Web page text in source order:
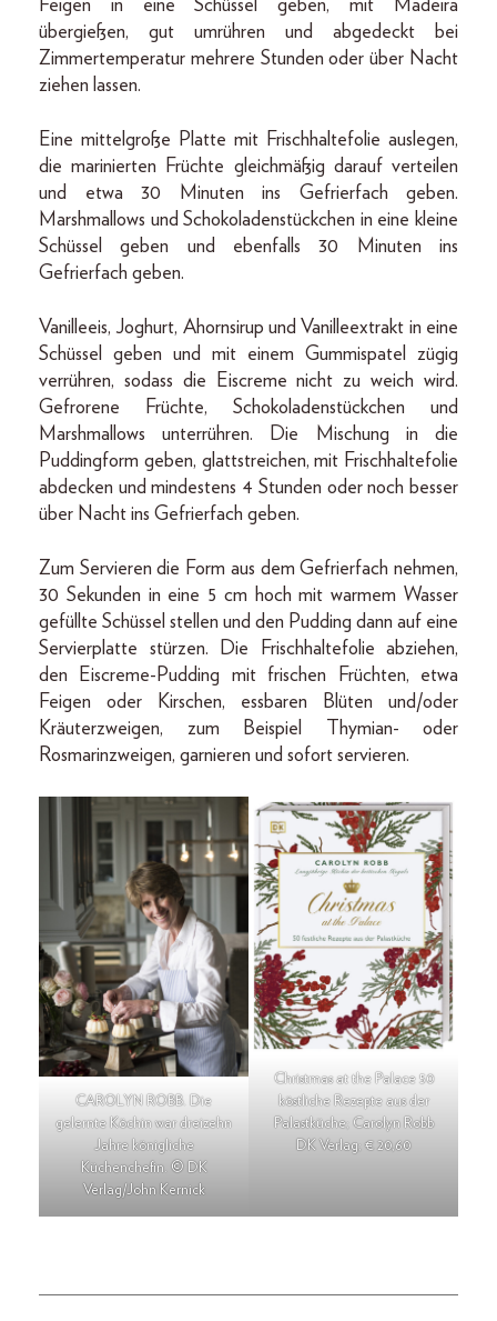
Feigen in eine Schüssel geben, mit Madeira
übergießen, gut umrühren und abgedeckt bei
Zimmertemperatur mehrere Stunden oder über Nacht
ziehen lassen.
Eine mittelgroße Platte mit Frischhaltefolie auslegen,
die marinierten Früchte gleichmäßig darauf verteilen
und etwa 30 Minuten ins Gefrierfach geben.
Marshmallows und Schokoladenstückchen in eine kleine
Schüssel geben und ebenfalls 30 Minuten ins
Gefrierfach geben.
Vanilleeis, Joghurt, Ahornsirup und Vanilleextrakt in eine
Schüssel geben und mit einem Gummispatel zügig
verrühren, sodass die Eiscreme nicht zu weich wird.
Gefrorene Früchte, Schokoladenstückchen und
Marshmallows unterrühren. Die Mischung in die
Puddingform geben, glattstreichen, mit Frischhaltefolie
abdecken und mindestens 4 Stunden oder noch besser
über Nacht ins Gefrierfach geben.
Zum Servieren die Form aus dem Gefrierfach nehmen,
30 Sekunden in eine 5 cm hoch mit warmem Wasser
gefüllte Schüssel stellen und den Pudding dann auf eine
Servierplatte stürzen. Die Frischhaltefolie abziehen,
den Eiscreme-Pudding mit frischen Früchten, etwa
Feigen oder Kirschen, essbaren Blüten und/oder
Kräuterzweigen, zum Beispiel Thymian- oder
Rosmarinzweigen, garnieren und sofort servieren.
CAROLYN ROBB. Die
gelernte Köchin war dreizehn
Jahre königliche
Küchenchefin. © DK
Verlag/John Kernick
Christmas at the Palace 50
köstliche Rezepte aus der
Palastküche; Carolyn Robb
DK Verlag; € 20,60